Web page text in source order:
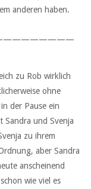
anderen haben.
zu Rob wirklich
ohne
der Pause ein
Sandra und Svenja
zu ihrem
aber Sandra
anscheinend
wie viel es